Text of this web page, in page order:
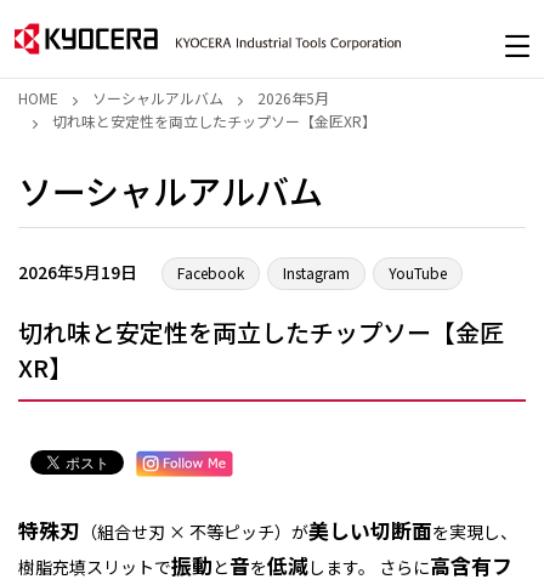
HOME ソーシャルアルバム
2026年5月
切れ味と安定性を両立したチップソー【金匠XR】
ソーシャルアルバム
2026年5月19日 Facebook Instagram YouTube
切れ味と安定性を両立したチップソー【金匠
XR】
特殊刃 （組合せ刃 × 不等ピッチ）が美しい切断面を実現し、
樹脂充填スリットで振動と音を低減します。 さらに高含有フ